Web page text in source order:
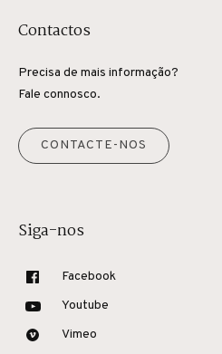
Contactos
Precisa de mais informação?
Fale connosco.
CONTACTE-NOS
Siga-nos
Facebook
Youtube
Vimeo